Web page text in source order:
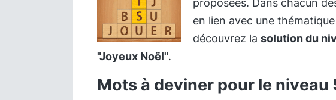
proposées. Dans chacun
en lien avec une
découvrez la solution du
"Joyeux Noël".
Mots à deviner pour le